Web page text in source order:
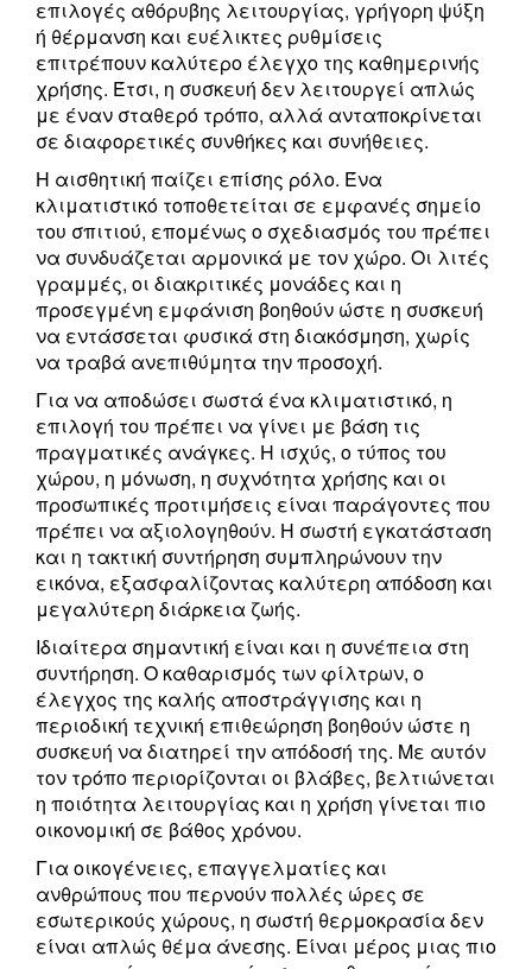
επιλογές αθόρυβης λειτουργίας, γρήγορη ψύξη
ή θέρμανση και ευέλικτες ρυθμίσεις
επιτρέπουν καλύτερο έλεγχο της καθημερινής
χρήσης. Έτσι, η συσκευή δεν λειτουργεί απλώς
με έναν σταθερό τρόπο, αλλά ανταποκρίνεται
σε διαφορετικές συνθήκες και συνήθειες.
Η αισθητική παίζει επίσης ρόλο. Ένα
κλιματιστικό τοποθετείται σε εμφανές σημείο
του σπιτιού, επομένως ο σχεδιασμός του πρέπει
να συνδυάζεται αρμονικά με τον χώρο. Οι λιτές
γραμμές, οι διακριτικές μονάδες και η
προσεγμένη εμφάνιση βοηθούν ώστε η συσκευή
να εντάσσεται φυσικά στη διακόσμηση, χωρίς
να τραβά ανεπιθύμητα την προσοχή.
Για να αποδώσει σωστά ένα κλιματιστικό, η
επιλογή του πρέπει να γίνει με βάση τις
πραγματικές ανάγκες. Η ισχύς, ο τύπος του
χώρου, η μόνωση, η συχνότητα χρήσης και οι
προσωπικές προτιμήσεις είναι παράγοντες που
πρέπει να αξιολογηθούν. Η σωστή εγκατάσταση
και η τακτική συντήρηση συμπληρώνουν την
εικόνα, εξασφαλίζοντας καλύτερη απόδοση και
μεγαλύτερη διάρκεια ζωής.
Ιδιαίτερα σημαντική είναι και η συνέπεια στη
συντήρηση. Ο καθαρισμός των φίλτρων, ο
έλεγχος της καλής αποστράγγισης και η
περιοδική τεχνική επιθεώρηση βοηθούν ώστε η
συσκευή να διατηρεί την απόδοσή της. Με αυτόν
τον τρόπο περιορίζονται οι βλάβες, βελτιώνεται
η ποιότητα λειτουργίας και η χρήση γίνεται πιο
οικονομική σε βάθος χρόνου.
Για οικογένειες, επαγγελματίες και
ανθρώπους που περνούν πολλές ώρες σε
εσωτερικούς χώρους, η σωστή θερμοκρασία δεν
είναι απλώς θέμα άνεσης. Είναι μέρος μιας πιο